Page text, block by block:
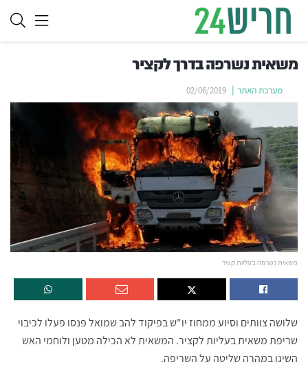
משאית נשרפה בדרך לקציר
מערכת האתר 02/06/2019
משאית נשרפה בעליות קציר
שלושה צוותים וסיוע ממחוז יו"ש בפיקוד להב שמואל פנסו פעלו לכיבוי
שריפת משאית בעליות לקציר. המשאית לא הכילה מטען ולוחמי האש
השיגו במהרה שליטה על השריפה.